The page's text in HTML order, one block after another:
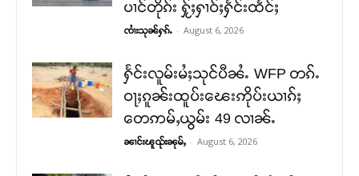
ပၢင်တိုၵ်း ႁႂ်ႈႁၢဝ်ႈႁႅင်းထႅင်ႈ
ၸၢႆးသုၼ်ႁၵ်ႉ - August 6, 2026
ႁႅင်းလူမ်းမႆႈသုင်ပီၼႆႉ WFP တၵ်ႉ
ဝႃႈၵူၼ်းထူပ်းၽေးဢိုပ်းယၢၵ်ႈ
တေဢမ်ႇယွမ်း 49 လၢၼ်ႉ
ၼၢင်းၽူၺ်းၼုမ်ႇ - August 6, 2026